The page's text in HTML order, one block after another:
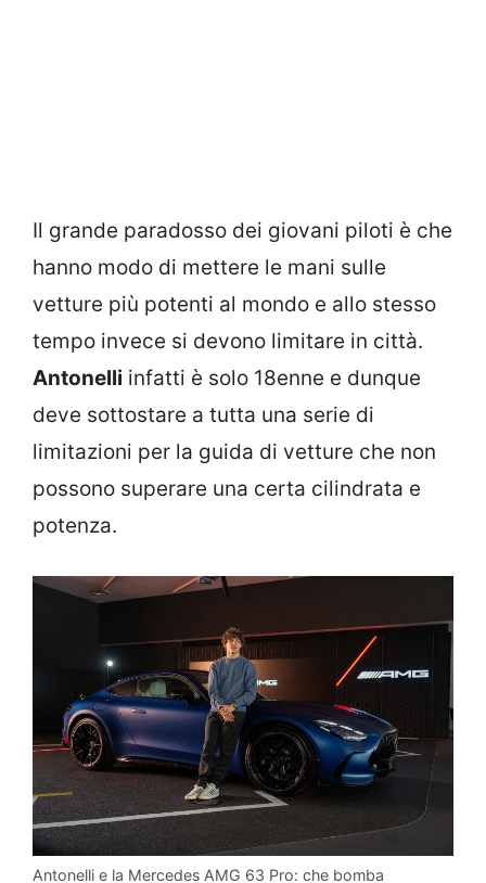
Il grande paradosso dei giovani piloti è che
hanno modo di mettere le mani sulle
vetture più potenti al mondo e allo stesso
tempo invece si devono limitare in città.
Antonelli infatti è solo 18enne e dunque
deve sottostare a tutta una serie di
limitazioni per la guida di vetture che non
possono superare una certa cilindrata e
potenza.
Antonelli e la Mercedes AMG 63 Pro: che bomba